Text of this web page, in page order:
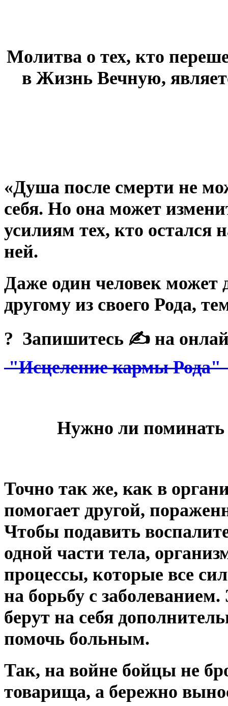
Молитва о тех, кто
в Жизнь Вечную,
«Душа после смерти не
себя. Но она может
усилиям тех, кто остался
ней.
Даже один человек может
другому из своего Рода,
? Запишитесь ✍ на
"Исцеление кармы Рода"
Нужно ли поминать
Точно так же, как в
помогает другой,
Чтобы подавить
одной части тела,
процессы, которые все
на борьбу с
берут на себя
помочь больным.
Так, на войне бойцы не
товарища, а бережно